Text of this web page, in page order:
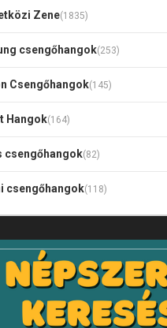
Zene(1835)
csengőhangok(253)
Csengőhangok(145)
Hangok(164)
csengőhangok(82)
csengőhangok(118)